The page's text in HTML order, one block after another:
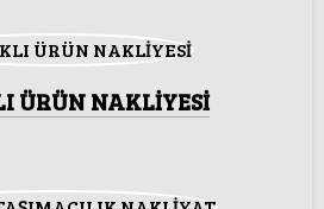
ÜRÜN NAKLİYESİ